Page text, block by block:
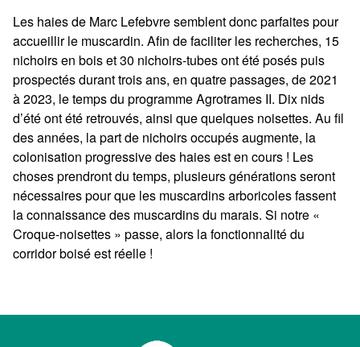
Les haies de Marc Lefebvre semblent donc parfaites pour
accueillir le muscardin. Afin de faciliter les recherches, 15
nichoirs en bois et 30 nichoirs-tubes ont été posés puis
prospectés durant trois ans, en quatre passages, de 2021
à 2023, le temps du programme Agrotrames II. Dix nids
d’été ont été retrouvés, ainsi que quelques noisettes. Au fil
des années, la part de nichoirs occupés augmente, la
colonisation progressive des haies est en cours ! Les
choses prendront du temps, plusieurs générations seront
nécessaires pour que les muscardins arboricoles fassent
la connaissance des muscardins du marais. Si notre «
Croque-noisettes » passe, alors la fonctionnalité du
corridor boisé est réelle !